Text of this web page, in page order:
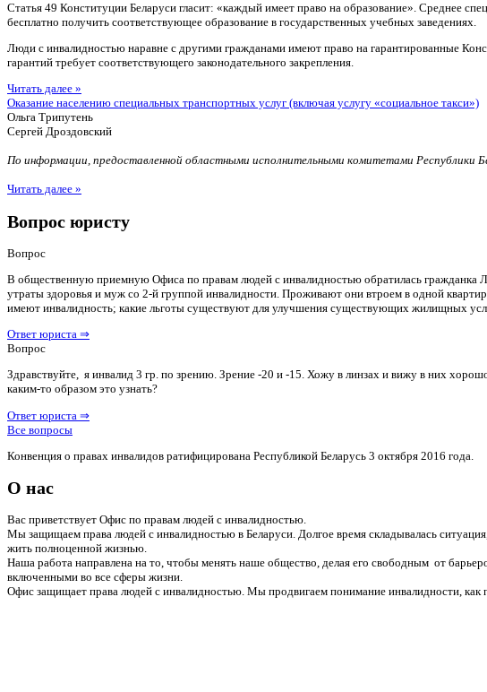
Статья 49 Конституции Беларуси гласит: «каждый имеет право на образование». Среднее
бесплатно получить соответствующее образование в государственных учебных заведениях.
Люди с инвалидностью наравне с другими гражданами имеют право на гарантированные
гарантий требует соответствующего законодательного закрепления.
Читать далее »
Оказание населению специальных транспортных услуг (включая услугу «социальное такси»)
Ольга Трипутень
Сергей Дроздовский
По информации, предоставленной областными исполнительными комитетами Республики
Читать далее »
Вопрос юристу
Вопрос
В общественную приемную Офиса по правам людей с инвалидностью обратилась гражданка
утраты здоровья и муж со 2-й группой инвалидности. Проживают они втроем в одной
имеют инвалидность; какие льготы существуют для улучшения существующих жилищных
Ответ юриста ⇒
Вопрос
Здравствуйте, я инвалид 3 гр. по зрению. Зрение -20 и -15. Хожу в линзах и вижу в них
каким-то образом это узнать?
Ответ юриста ⇒
Все вопросы
Конвенция о правах инвалидов ратифицирована Республикой Беларусь 3 октября 2016 года.
О нас
Вас приветствует Офис по правам людей с инвалидностью.
Мы защищаем права людей с инвалидностью в Беларуси. Долгое время складывалась
жить полноценной жизнью.
Наша работа направлена на то, чтобы менять наше общество, делая его свободным от
включенными во все сферы жизни.
Офис защищает права людей с инвалидностью. Мы продвигаем понимание инвалидности,